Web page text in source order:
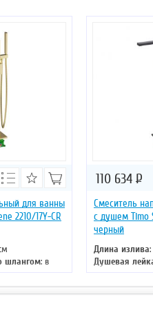
для ванны
2210/17Y-CR
шлангом: в
Смеситель
с душем Timo
черный
Длина излива
Душевая
комплекте
Монтаж:
110 634 Р